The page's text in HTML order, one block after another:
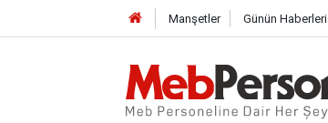
Manşetler Günün Haberleri